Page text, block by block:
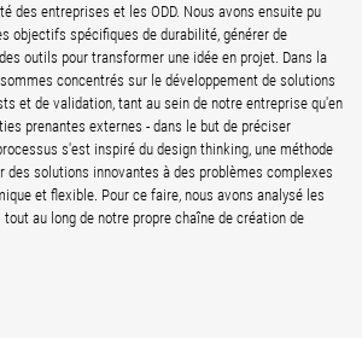
des entreprises et les ODD. Nous avons ensuite pu
objectifs spécifiques de durabilité, générer de
outils pour transformer une idée en projet. Dans la
concentrés sur le développement de solutions
et de validation, tant au sein de notre entreprise qu'en
prenantes externes - dans le but de préciser
s'est inspiré du design thinking, une méthode
des solutions innovantes à des problèmes complexes
et flexible. Pour ce faire, nous avons analysé les
au long de notre propre chaîne de création de